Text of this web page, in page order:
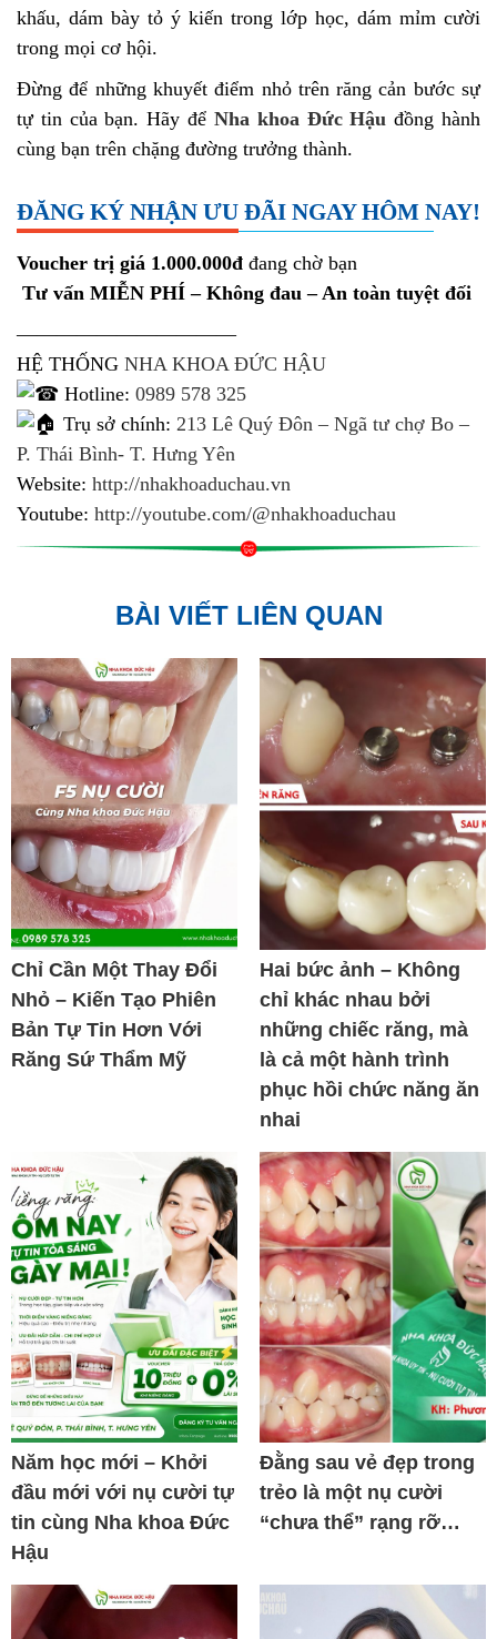
khấu, dám bày tỏ ý kiến trong lớp học, dám mỉm cười
trong mọi cơ hội.
Đừng để những khuyết điểm nhỏ trên răng cản bước sự
tự tin của bạn. Hãy để Nha khoa Đức Hậu đồng hành
cùng bạn trên chặng đường trưởng thành.
ĐĂNG KÝ NHẬN ƯU ĐÃI NGAY HÔM NAY!
Voucher trị giá 1.000.000đ đang chờ bạn
Tư vấn MIỄN PHÍ – Không đau – An toàn tuyệt đối
———————————
HỆ THỐNG NHA KHOA ĐỨC HẬU
Hotline: 0989 578 325
Trụ sở chính: 213 Lê Quý Đôn – Ngã tư chợ Bo –
P. Thái Bình- T. Hưng Yên
Website: http://nhakhoaduchau.vn
Youtube: http://youtube.com/@nhakhoaduchau
BÀI VIẾT LIÊN QUAN
Chỉ Cần Một Thay Đổi
Nhỏ – Kiến Tạo Phiên
Bản Tự Tin Hơn Với
Răng Sứ Thẩm Mỹ
Hai bức ảnh – Không
chỉ khác nhau bởi
những chiếc răng, mà
là cả một hành trình
phục hồi chức năng ăn
nhai
Năm học mới – Khởi
đầu mới với nụ cười tự
tin cùng Nha khoa Đức
Hậu
Đằng sau vẻ đẹp trong
trẻo là một nụ cười
“chưa thể” rạng rỡ…